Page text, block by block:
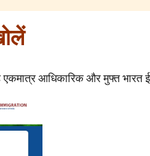
आधिकारिक और मुफ्त भारत